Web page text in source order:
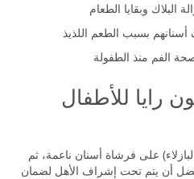
البلاك وبقايا الطعام
بسبب الطعم اللذيذ
الفم منذ الطفولة
رايا للأطفال
على فرشاة أسنان ناعمة، ثم
أن يتم تحت إشراف الأهل لضمان